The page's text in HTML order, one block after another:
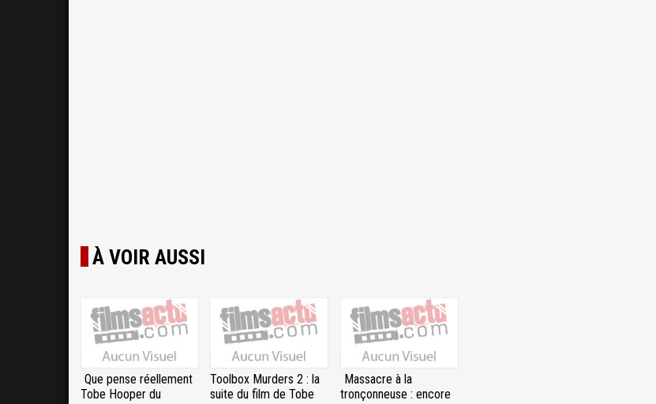
À VOIR AUSSI
Que pense réellement
Tobe Hooper du
Toolbox Murders 2 : la
suite du film de Tobe
Massacre à la
tronçonneuse : encore